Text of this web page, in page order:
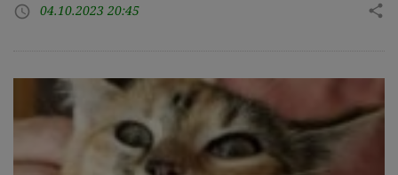
access_time 04.10.2023 20:45 share